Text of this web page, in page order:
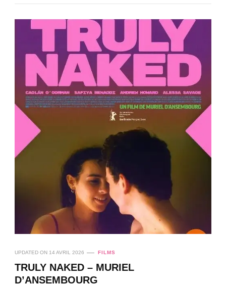
UPDATED ON 14 AVRIL 2026 FILMS
TRULY NAKED – MURIEL
D’ANSEMBOURG